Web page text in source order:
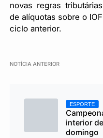
novas regras
de alíquotas sobre o
ciclo anterior.
NOTÍCIA ANTERIOR
ESPORTE
interior
domingo